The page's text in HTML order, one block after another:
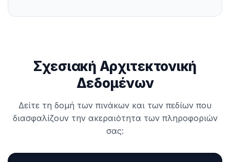
Σχεσιακή Αρχιτεκτονική
Δεδομένων
Δείτε τη δομή των πινάκων και των πεδίων που
διασφαλίζουν την ακεραιότητα των πληροφοριών
σας: